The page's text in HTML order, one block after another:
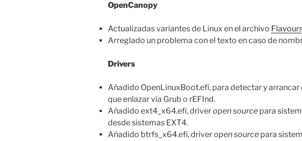
OpenCanopy
Actualizadas variantes de Linux en el archivo
Arreglado un problema con el texto en caso de
Drivers
Añadido OpenLinuxBoot.efi, para detectar y
que enlazar vía Grub o rEFInd.
Añadido ext4_x64.efi, driveropen source para
desde sistemas EXT4.
Añadido btrfs_x64.efi, driveropen source para